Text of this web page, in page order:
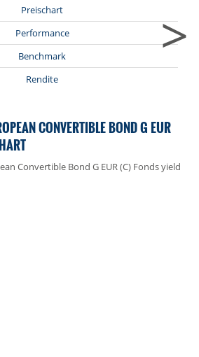
Preischart
Performance
Benchmark
Rendite
>
CONVERTIBLE BOND G EUR